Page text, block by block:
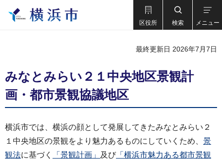
区役所 検索 メニュー
最終更新日 2026年7月7日
みなとみらい２１中央地区景観計
画・都市景観協議地区
横浜市では、横浜の顔として発展してきたみなとみらい２
１中央地区の景観をより魅力あるものにしていくため、 景
観法に基づく 「景観計画」 及び「横浜市魅力ある都市景観